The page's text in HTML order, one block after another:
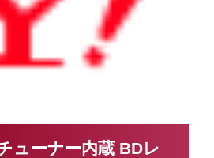
ューナー内蔵 BDレ